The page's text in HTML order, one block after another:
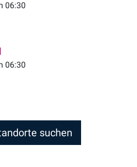
06:30
06:30
suchen